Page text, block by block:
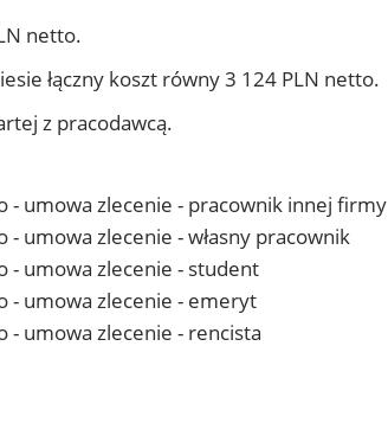
netto.
łączny koszt równy 3 124 PLN netto.
z pracodawcą.
umowa zlecenie - pracownik innej firmy
umowa zlecenie - własny pracownik
umowa zlecenie - student
- umowa zlecenie - emeryt
umowa zlecenie - rencista